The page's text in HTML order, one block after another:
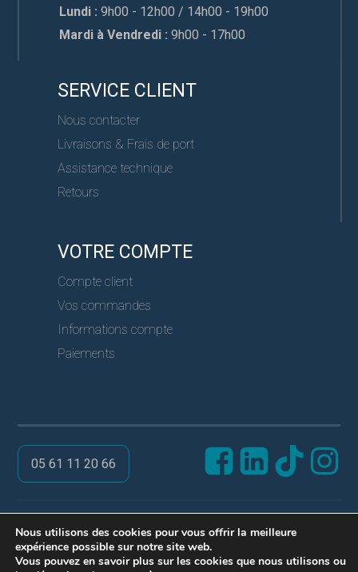
Lundi : 9h00 - 12h00 / 14h00 - 19h00
Mardi à Vendredi : 9h00 - 17h00
SERVICE CLIENT
Nous contacter
Livraisons & Frais de port
Assistance technique
Retours
VOTRE COMPTE
Compte client
Vos commandes
Informations compte
Paiements
05 61 11 20 66
@ PRO SERVICES CLES
Réalisation ARPEGA
Mentions légales
Nous utilisons des cookies pour vous offrir la meilleure
expérience possible sur notre site web.
Vous pouvez en savoir plus sur les cookies que nous utilisons ou